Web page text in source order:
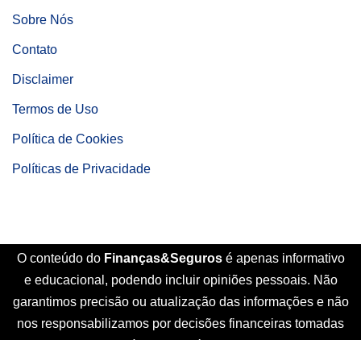
Sobre Nós
Contato
Disclaimer
Termos de Uso
Política de Cookies
Políticas de Privacidade
O conteúdo do Finanças&Seguros é apenas informativo
e educacional, podendo incluir opiniões pessoais. Não
garantimos precisão ou atualização das informações e não
nos responsabilizamos por decisões financeiras tomadas